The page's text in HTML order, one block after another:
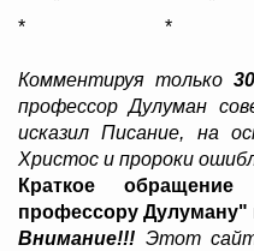
* *
Комментируя только 30
профессор Дулуман
исказил Писание, на
Христос и пророки
Краткое обращение
профессору Дулуману"
Внимание!!! Этот